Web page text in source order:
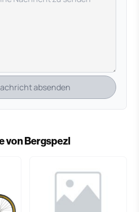
absenden
von Bergspezl